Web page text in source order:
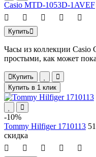
Casio MTD-1053D-1AVEF
Купить
Часы из коллекции Casio
простыми, как может
Купить
Купить в 1 клик
-10%
Tommy Hilfiger 1710113
скидка